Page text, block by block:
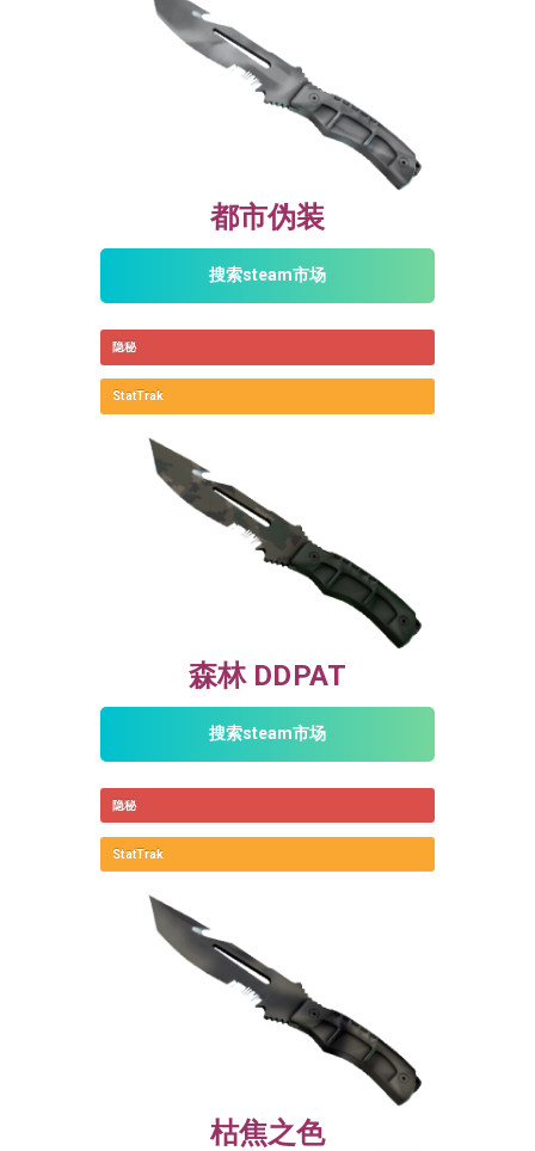
都市伪装
搜索steam市场
隐秘
StatTrak
森林 DDPAT
搜索steam市场
隐秘
StatTrak
枯焦之色